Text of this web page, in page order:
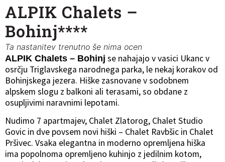
ALPIK Chalets –
Bohinj****
Ta nastanitev trenutno še nima ocen
ALPIK Chalets – Bohinj se nahajajo v vasici Ukanc v
osrčju Triglavskega narodnega parka, le nekaj korakov od
Bohinjskega jezera. Hiške zasnovane v sodobnem
alpskem slogu z balkoni ali terasami, so obdane z
osupljivimi naravnimi lepotami.
Nudimo 7 apartmajev, Chalet Zlatorog, Chalet Studio
Govic in dve povsem novi hiški – Chalet Ravbšic in Chalet
Pršivec. Vsaka elegantna in moderno opremljena hiška
ima popolnoma opremljeno kuhinjo z jedilnim kotom,